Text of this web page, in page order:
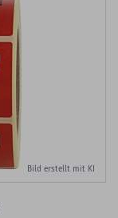
Bild erstellt mit KI